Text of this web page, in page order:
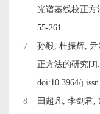
光谱基线校正方
55-261.
7
孙毅, 杜振辉,
正方法的研究
doi:10.3964/
8
田超凡, 李剑君,